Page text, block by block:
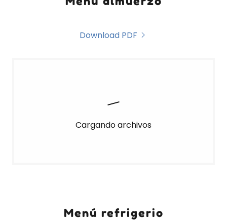
Download PDF
Cargando archivos
Menú refrigerio